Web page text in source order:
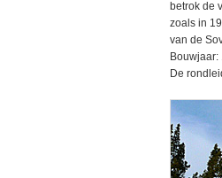
betrok de
zoals in
van de
De